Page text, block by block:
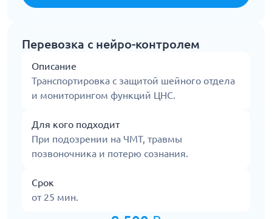
Перевозка с нейро-контролем
Описание
Транспортировка с защитой шейного отдела
и мониторингом функций ЦНС.
Для кого подходит
При подозрении на ЧМТ, травмы
позвоночника и потерю сознания.
Срок
от 25 мин.